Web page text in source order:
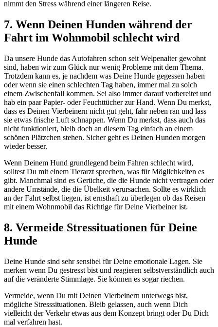
nimmt den Stress während einer längeren Reise.
7. Wenn Deinen Hunden während der
Fahrt im Wohnmobil schlecht wird
Da unsere Hunde das Autofahren schon seit Welpenalter gewohnt
sind, haben wir zum Glück nur wenig Probleme mit dem Thema.
Trotzdem kann es, je nachdem was Deine Hunde gegessen haben
oder wenn sie einen schlechten Tag haben, immer mal zu solch
einem Zwischenfall kommen. Sei also immer darauf vorbereitet und
hab ein paar Papier- oder Feuchttücher zur Hand. Wenn Du merkst,
dass es Deinen Vierbeinern nicht gut geht, fahr neben ran und lass
sie etwas frische Luft schnappen. Wenn Du merkst, dass auch das
nicht funktioniert, bleib doch an diesem Tag einfach an einem
schönen Plätzchen stehen. Sicher geht es Deinen Hunden morgen
wieder besser.
Wenn Deinem Hund grundlegend beim Fahren schlecht wird,
solltest Du mit einem Tierarzt sprechen, was für Möglichkeiten es
gibt. Manchmal sind es Gerüche, die die Hunde nicht vertragen oder
andere Umstände, die die Übelkeit verursachen. Sollte es wirklich
an der Fahrt selbst liegen, ist ernsthaft zu überlegen ob das Reisen
mit einem Wohnmobil das Richtige für Deine Vierbeiner ist.
8. Vermeide Stressituationen für Deine
Hunde
Deine Hunde sind sehr sensibel für Deine emotionale Lagen. Sie
merken wenn Du gestresst bist und reagieren selbstverständlich auch
auf die veränderte Stimmlage. Sie können es sogar riechen.
Vermeide, wenn Du mit Deinen Vierbeinern unterwegs bist,
mögliche Stresssituationen. Bleib gelassen, auch wenn Dich
vielleicht der Verkehr etwas aus dem Konzept bringt oder Du Dich
mal verfahren hast.